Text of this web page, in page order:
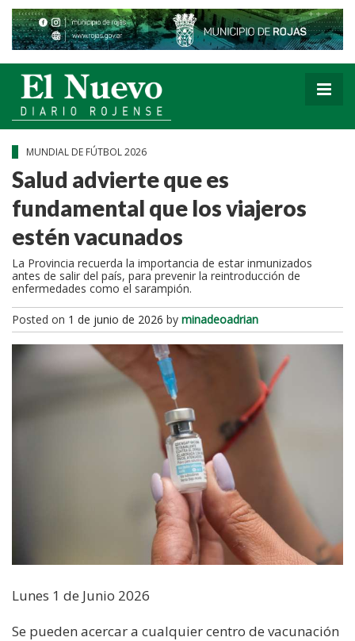
MUNDIAL DE FÚTBOL 2026
Salud advierte que es
fundamental que los viajeros
estén vacunados
La Provincia recuerda la importancia de estar inmunizados
antes de salir del país, para prevenir la reintroducción de
enfermedades como el sarampión.
Posted on 1 de junio de 2026 by minadeoadrian
Lunes 1 de Junio 2026
Se pueden acercar a cualquier centro de vacunación